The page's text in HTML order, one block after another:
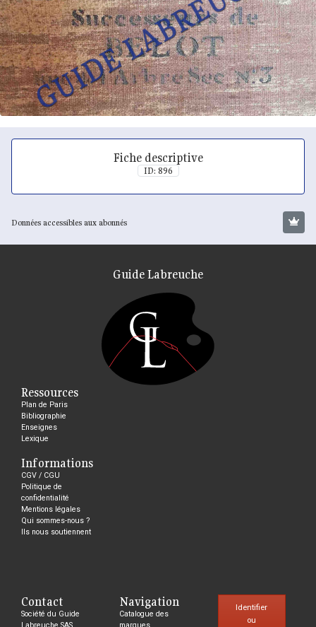
Fiche descriptive
ID: 896
Données accessibles aux abonnés
Guide Labreuche
Ressources
Plan de Paris
Bibliographie
Enseignes
Lexique
Informations
CGV / CGU
Politique de
confidentialité
Mentions légales
Qui sommes-nous ?
Ils nous soutiennent
Contact
Société du Guide
Navigation
Catalogue des
Identifier
ou